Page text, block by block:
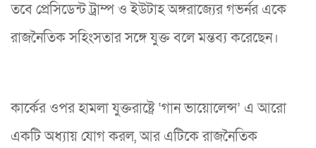
তবে প্রেসিডেন্ট ট্রাম্প ও ইউটাহ অঙ্গরাজ্যের গভর্নর একে
রাজনৈতিক সহিংসতার সঙ্গে যুক্ত বলে মন্তব্য করেছেন।
কার্কের ওপর হামলা যুক্তরাষ্ট্রে ‘গান ভায়োলেন্স’ এ আরো
একটি অধ্যায় যোগ করল, আর এটিকে রাজনৈতিক